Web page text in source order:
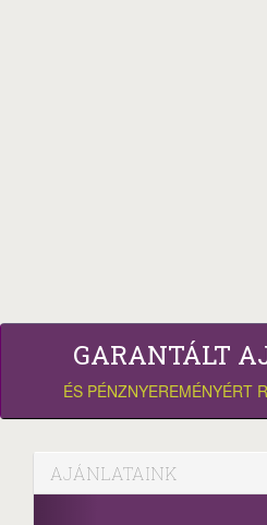
GARANTÁLT
ÉS PÉNZNYEREMÉNYÉRT
AJÁNLATAINK